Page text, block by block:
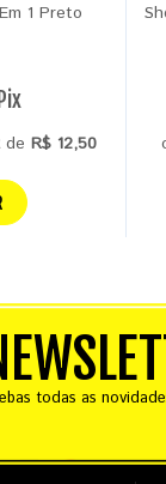
1 Preto
de R$ 12,50
todas as